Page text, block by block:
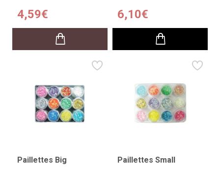
4,59€ 6,10€
Paillettes Big Paillettes Small